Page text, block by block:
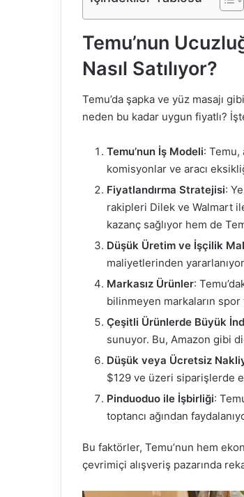
Temu’nun
Nasıl Satılıyor?
Temu’da şapka ve yüz masajı
neden bu kadar uygun fiyatlı?
Temu’nun İş Modeli:
komisyonlar ve aracı
Fiyatlandırma Stratejisi:
rakipleri Dilek ve Walmart
kazanç sağlıyor hem de
Düşük Üretim ve İşçilik
maliyetlerinden
Markasız Ürünler:
bilinmeyen markaların
Çeşitli Ürünlerde Büyük
sunuyor. Bu, Amazon gibi
Düşük veya Ücretsiz
$129 ve üzeri siparişlerde
Pinduoduo ile İşbirliği:
toptancı ağından
Bu faktörler, Temu’nun hem
çevrimiçi alışveriş pazarında